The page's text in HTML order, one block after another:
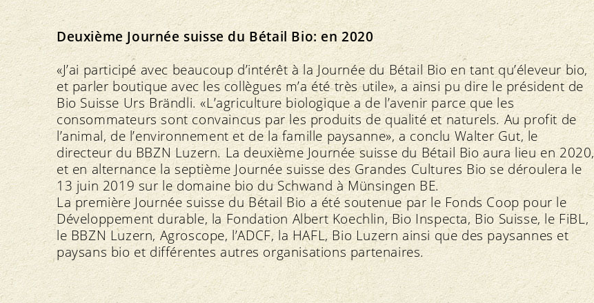
Deuxième Journée suisse du Bétail Bio: en 2020
«J’ai participé avec beaucoup d’intérêt à la Journée du Bétail Bio en tant qu’éleveur bio,
et parler boutique avec les collègues m’a été très utile», a ainsi pu dire le président de
Bio Suisse Urs Brändli. «L’agriculture biologique a de l’avenir parce que les
consommateurs sont convaincus par les produits de qualité et naturels. Au profit de
l’animal, de l’environnement et de la famille paysanne», a conclu Walter Gut, le
directeur du BBZN Luzern. La deuxième Journée suisse du Bétail Bio aura lieu en 2020,
et en alternance la septième Journée suisse des Grandes Cultures Bio se déroulera le
13 juin 2019 sur le domaine bio du Schwand à Münsingen BE.
La première Journée suisse du Bétail Bio a été soutenue par le Fonds Coop pour le
Développement durable, la Fondation Albert Koechlin, Bio Inspecta, Bio Suisse, le FiBL,
le BBZN Luzern, Agroscope, l’ADCF, la HAFL, Bio Luzern ainsi que des paysannes et
paysans bio et différentes autres organisations partenaires.